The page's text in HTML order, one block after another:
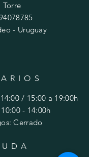
Torre
- Uruguay
/ 15:00 a 19:00h
:00 - 14:00h
Cerrado